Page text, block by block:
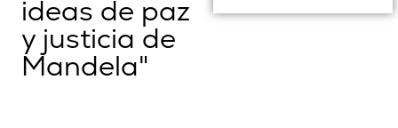
ideas de paz
y justicia de
Mandela"